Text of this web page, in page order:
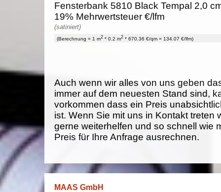
Fensterbank 5810 Black Tempal 2,0
19% Mehrwertsteuer €/lfm
(satiniert)
(Berechnung = 1 m2 * 0.2 m2 * 670.36 €/qm = 134.07 €/lfm)
Auch wenn wir alles von uns geben
immer auf dem neuesten Stand sind,
vorkommen dass ein Preis
ist. Wenn Sie mit uns in Kontakt treten
gerne weiterhelfen und so schnell wie
Preis für Ihre Anfrage ausrechnen.
MAAS GmbH